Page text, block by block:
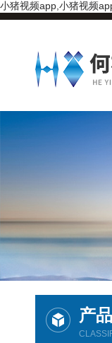
小猪视频app,小猪视频
产